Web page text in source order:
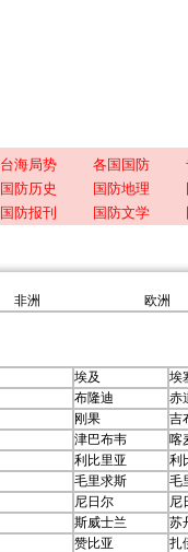
台海局势 各国国防
国防历史 国防地理
国防报刊 国防文学
非洲 欧洲
埃及
埃
布隆迪
赤
刚果
吉
津巴布韦
喀
利比里亚
利
毛里求斯
毛
尼日尔
尼
斯威士兰
苏
赞比亚 扎